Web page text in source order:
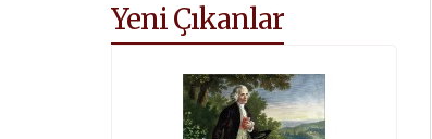
Yeni Çıkanlar